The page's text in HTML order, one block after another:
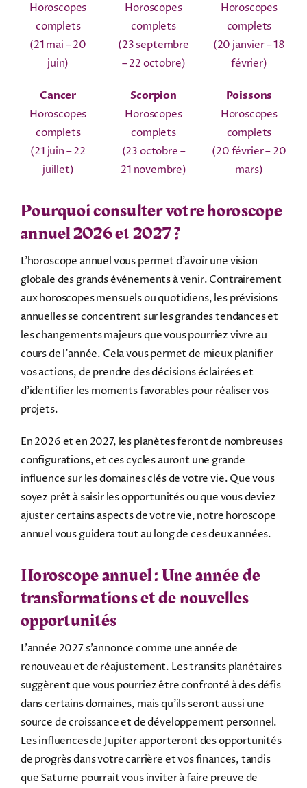
Horoscopes
complets
(21 mai – 20
juin)
Cancer
Horoscopes
complets
(21 juin – 22
juillet)
Horoscopes
complets
(23 septembre
– 22 octobre)
Scorpion
Horoscopes
complets
(23 octobre –
21 novembre)
Horoscopes
complets
(20 janvier – 18
février)
Poissons
Horoscopes
complets
(20 février – 20
mars)
Pourquoi consulter votre horoscope
annuel 2026 et 2027 ?
L’horoscope annuel vous permet d’avoir une vision
globale des grands événements à venir. Contrairement
aux horoscopes mensuels ou quotidiens, les prévisions
annuelles se concentrent sur les grandes tendances et
les changements majeurs que vous pourriez vivre au
cours de l’année. Cela vous permet de mieux planifier
vos actions, de prendre des décisions éclairées et
d’identifier les moments favorables pour réaliser vos
projets.
En 2026 et en 2027, les planètes feront de nombreuses
configurations, et ces cycles auront une grande
influence sur les domaines clés de votre vie. Que vous
soyez prêt à saisir les opportunités ou que vous deviez
ajuster certains aspects de votre vie, notre horoscope
annuel vous guidera tout au long de ces deux années.
Horoscope annuel : Une année de
transformations et de nouvelles
opportunités
L’année 2027 s’annonce comme une année de
renouveau et de réajustement. Les transits planétaires
suggèrent que vous pourriez être confronté à des défis
dans certains domaines, mais qu’ils seront aussi une
source de croissance et de développement personnel.
Les influences de Jupiter apporteront des opportunités
de progrès dans votre carrière et vos finances, tandis
que Saturne pourrait vous inviter à faire preuve de